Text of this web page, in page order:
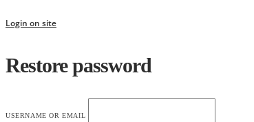
Login on site
Restore password
USERNAME OR EMAIL